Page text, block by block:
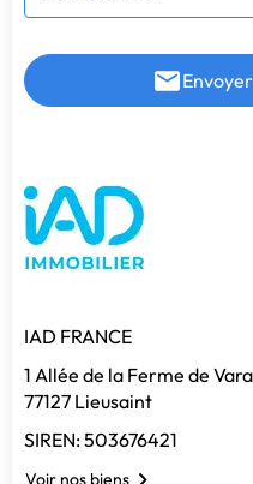
IAD FRANCE
1 Allée de la Ferme de
77127 Lieusaint
SIREN: 503676421
Voir nos biens